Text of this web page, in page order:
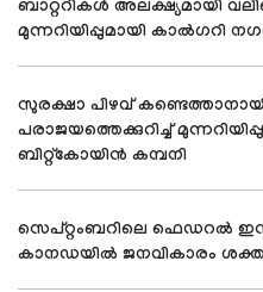
ബാറ്ററികൾ അലക്ഷ്യമായി
മുന്നറിയിപ്പുമായി കാൽഗറി
സുരക്ഷാ പിഴവ്
പരാജയത്തെക്കുറിച്ച്
ബിറ്റ്‌കോയിൻ കമ്പനി
സെപ്റ്റംബറിലെ ഫെഡറൽ
കാനഡയിൽ ജനവികാരം